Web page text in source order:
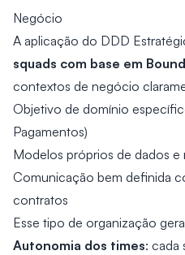
Negócio
A aplicação do DDD
squads com base em
contextos de negócio
Objetivo de domínio
Pagamentos)
Modelos próprios de dados e
Comunicação bem definida
contratos
Esse tipo de organização
Autonomia dos times: cada